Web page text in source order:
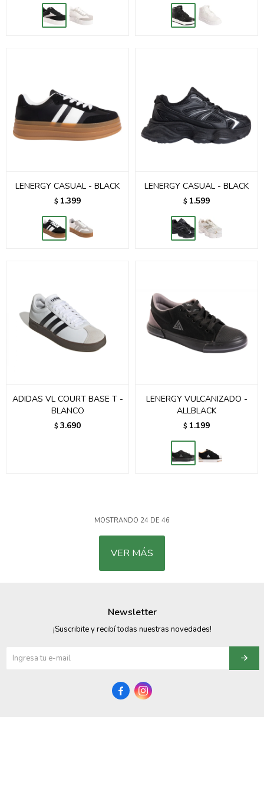
LENERGY CASUAL - BLACK
$ 1.399
LENERGY CASUAL - BLACK
$ 1.599
ADIDAS VL COURT BASE T -
BLANCO
$ 3.690
LENERGY VULCANIZADO -
ALLBLACK
$ 1.199
MOSTRANDO 24 DE 46
VER MÁS
Newsletter
¡Suscribite y recibí todas nuestras novedades!
 